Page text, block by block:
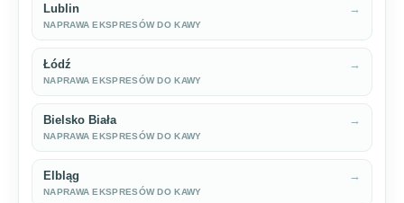
Lublin
NAPRAWA EKSPRESÓW DO KAWY
→
Łódź
NAPRAWA EKSPRESÓW DO KAWY
→
Bielsko Biała
NAPRAWA EKSPRESÓW DO KAWY
→
Elbląg
NAPRAWA EKSPRESÓW DO KAWY
→